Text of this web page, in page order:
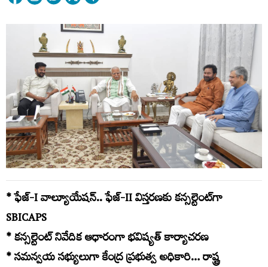
* ఫేజ్‌-I వాల్యూయేష‌న్‌.. ఫేజ్-II విస్త‌ర‌ణ‌కు క‌న్స‌ల్టెంట్‌గా
SBICAPS
* క‌న్స‌ల్టెంట్ నివేదిక ఆధారంగా భ‌విష్య‌త్ కార్యాచ‌ర‌ణ‌
* స‌మ‌న్వ‌య స‌భ్యులుగా కేంద్ర ప్ర‌భుత్వ అధికారి… రాష్ట్ర